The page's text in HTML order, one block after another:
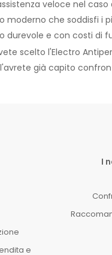
veloce nel
che soddisfi i
durevole e con costi di
scelto l'Electro
già capito
e
I